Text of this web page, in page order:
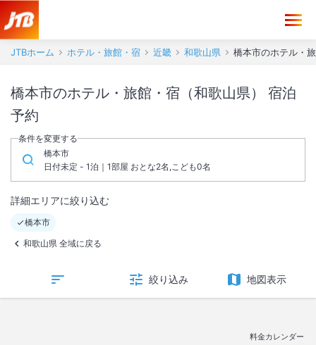
JTBホーム ホテル・旅館・宿 近畿 和歌山県 橋本市のホテル・
橋本市のホテル・旅館・宿（和歌山県） 宿泊
予約
条件を変更する
橋本市
日付未定 - 1泊｜1部屋 おとな2名,こども0名
詳細エリアに絞り込む
橋本市
和歌山県 全域に戻る
絞り込み 地図表示
料金カレンダー